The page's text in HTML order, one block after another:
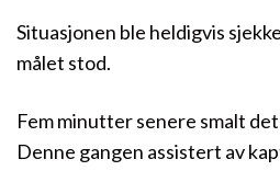
Situasjonen ble heldigvis
målet stod.
Fem minutter senere smalt
Denne gangen assistert av